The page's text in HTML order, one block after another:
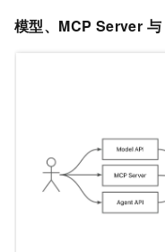
模型、MCP Server 与